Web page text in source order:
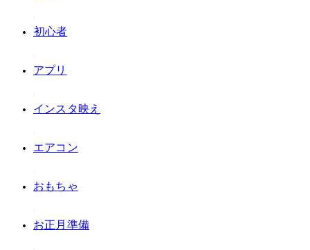
#DIY初心者
#アプリ
#インスタ映え
#エアコン
#おもちゃ
#お正月準備